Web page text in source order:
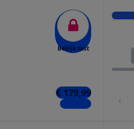
Bekijk test
€ 179,99
2 winkels